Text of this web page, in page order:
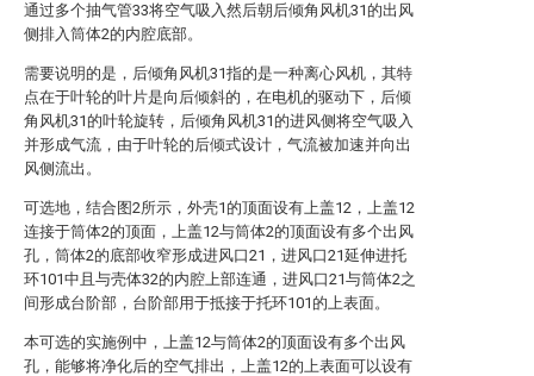
通过多个抽气管33将空气吸入然后朝后倾角风机31的出风
侧排入筒体2的内腔底部。
需要说明的是，后倾角风机31指的是一种离心风机，其特
点在于叶轮的叶片是向后倾斜的，在电机的驱动下，后倾
角风机31的叶轮旋转，后倾角风机31的进风侧将空气吸入
并形成气流，由于叶轮的后倾式设计，气流被加速并向出
风侧流出。
可选地，结合图2所示，外壳1的顶面设有上盖12，上盖12
连接于筒体2的顶面，上盖12与筒体2的顶面设有多个出风
孔，筒体2的底部收窄形成进风口21，进风口21延伸进托
环101中且与壳体32的内腔上部连通，进风口21与筒体2之
间形成台阶部，台阶部用于抵接于托环101的上表面。
本可选的实施例中，上盖12与筒体2的顶面设有多个出风
孔，能够将净化后的空气排出，上盖12的上表面可以设有